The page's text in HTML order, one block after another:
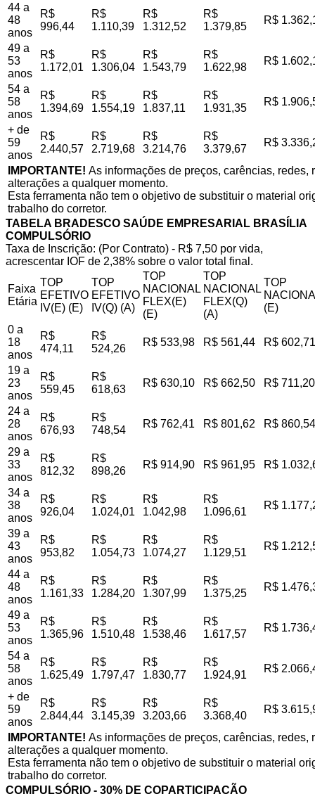
44 a
48
anos
R$
996,44
R$
1.110,39
R$
1.312,52
R$
1.379,85
R$
49 a
53
anos
R$
1.172,01
R$
1.306,04
R$
1.543,79
R$
1.622,98
R$
54 a
58
anos
R$
1.394,69
R$
1.554,19
R$
1.837,11
R$
1.931,35
R$
+ de
59
anos
R$
2.440,57
R$
2.719,68
R$
3.214,76
R$
3.379,67
R$
IMPORTANTE! As informações de preços, carências,
alterações a qualquer momento.
Esta ferramenta não tem o objetivo de substituir o material
trabalho do corretor.
TABELA BRADESCO SAÚDE EMPRESARIAL BRASÍLIA
COMPULSÓRIO
Taxa de Inscrição: (Por Contrato) - R$ 7,50 por vida,
acrescentar IOF de 2,38% sobre o valor total final.
Faixa
Etária
TOP
EFETIVO
IV(E) (E)
TOP
EFETIVO
IV(Q) (A)
TOP
NACIONAL
FLEX(E)
(E)
TOP
NACIONAL
FLEX(Q)
(A)
TOP
(E)
0 a
18
anos
R$
474,11
R$
524,26
R$ 533,98 R$ 561,44 R$ 602,71
19 a
23
anos
R$
559,45
R$
618,63
R$ 630,10 R$ 662,50 R$ 711,20
24 a
28
anos
R$
676,93
R$
748,54
R$ 762,41 R$ 801,62 R$ 860,54
29 a
33
anos
R$
812,32
R$
898,26
R$ 914,90 R$ 961,95 R$
34 a
38
anos
R$
926,04
R$
1.024,01
R$
1.042,98
R$
1.096,61
R$
39 a
43
anos
R$
953,82
R$
1.054,73
R$
1.074,27
R$
1.129,51
R$
44 a
48
anos
R$
1.161,33
R$
1.284,20
R$
1.307,99
R$
1.375,25
R$
49 a
53
anos
R$
1.365,96
R$
1.510,48
R$
1.538,46
R$
1.617,57
R$
54 a
58
anos
R$
1.625,49
R$
1.797,47
R$
1.830,77
R$
1.924,91
R$
+ de
59
anos
R$
2.844,44
R$
3.145,39
R$
3.203,66
R$
3.368,40
R$
IMPORTANTE! As informações de preços, carências,
alterações a qualquer momento.
Esta ferramenta não tem o objetivo de substituir o material
trabalho do corretor.
COMPULSÓRIO - 30% DE COPARTICIPAÇÃO